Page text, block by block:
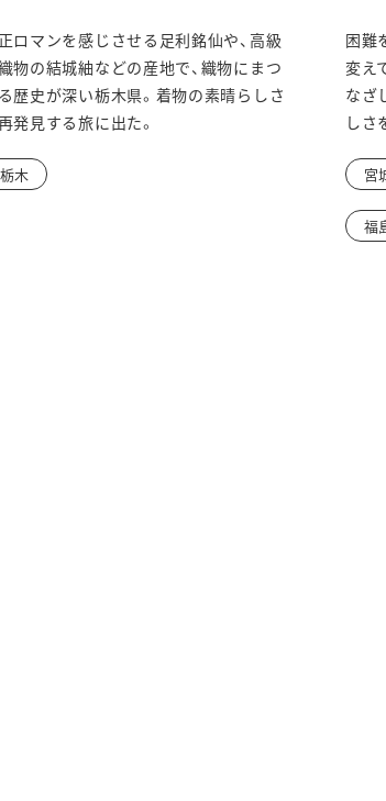
ロマンを感じさせる足利銘仙や、高級
物の結城紬などの産地で、織物にまつ
歴史が深い栃木県。着物の素晴らしさ
発見する旅に出た。
栃木
困難
変え
なざ
しさ
宮
福